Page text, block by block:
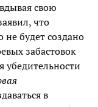
свою
что
не будет создано
забастовок
в